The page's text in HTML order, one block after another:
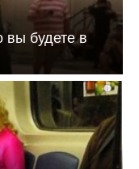
вы будете в
i